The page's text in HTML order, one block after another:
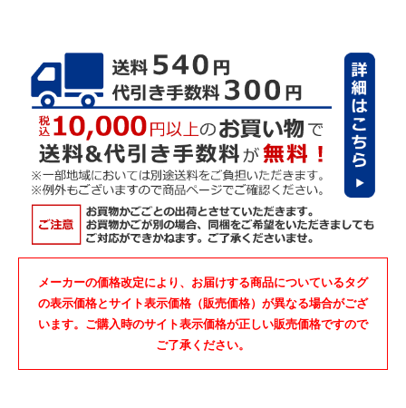
メーカーの価格改定により、お届けする商品についているタグ
の表示価格とサイト表示価格（販売価格）が異なる場合がござ
います。ご購入時のサイト表示価格が正しい販売価格ですので
ご了承ください。